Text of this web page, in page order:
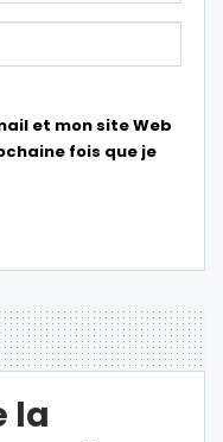
et mon site Web
fois que je
la